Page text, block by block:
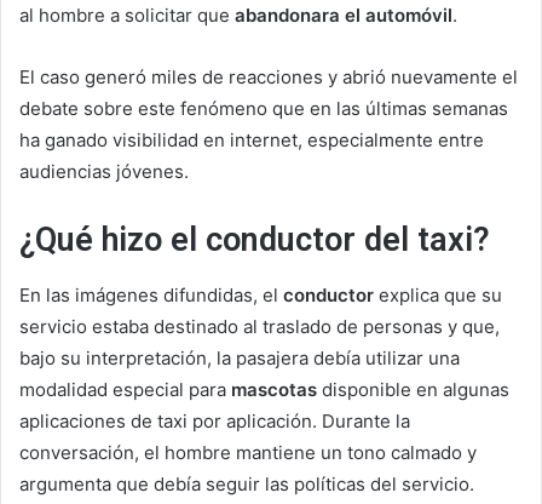
al hombre a solicitar que abandonara el automóvil.
El caso generó miles de reacciones y abrió nuevamente el
debate sobre este fenómeno que en las últimas semanas
ha ganado visibilidad en internet, especialmente entre
audiencias jóvenes.
¿Qué hizo el conductor del taxi?
En las imágenes difundidas, el conductor explica que su
servicio estaba destinado al traslado de personas y que,
bajo su interpretación, la pasajera debía utilizar una
modalidad especial para mascotas disponible en algunas
aplicaciones de taxi por aplicación. Durante la
conversación, el hombre mantiene un tono calmado y
argumenta que debía seguir las políticas del servicio.